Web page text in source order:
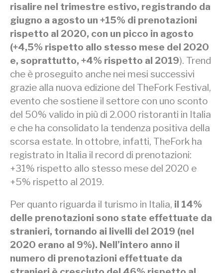
risalire nel trimestre estivo, registrando da
giugno a agosto un +15% di prenotazioni
rispetto al 2020, con un picco in agosto
(+4,5% rispetto allo stesso mese del 2020
e, soprattutto, +4% rispetto al 2019). Trend
che è proseguito anche nei mesi successivi
grazie alla nuova edizione del TheFork Festival,
evento che sostiene il settore con uno sconto
del 50% valido in più di 2.000 ristoranti in Italia
e che ha consolidato la tendenza positiva della
scorsa estate. In ottobre, infatti, TheFork ha
registrato in Italia il record di prenotazioni:
+31% rispetto allo stesso mese del 2020 e
+5% rispetto al 2019.
Per quanto riguarda il turismo in Italia, il 14%
delle prenotazioni sono state effettuate da
stranieri, tornando ai livelli del 2019 (nel
2020 erano al 9%). Nell’intero anno il
numero di prenotazioni effettuate da